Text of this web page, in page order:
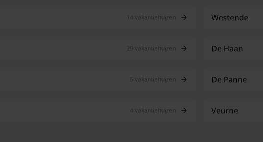
14 vakantiehuizen Westende
29 vakantiehuizen De Haan
5 vakantiehuizen De Panne
4 vakantiehuizen Veurne